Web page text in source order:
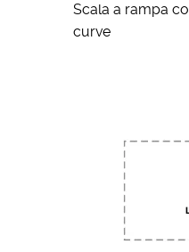
Scala a rampa
curve